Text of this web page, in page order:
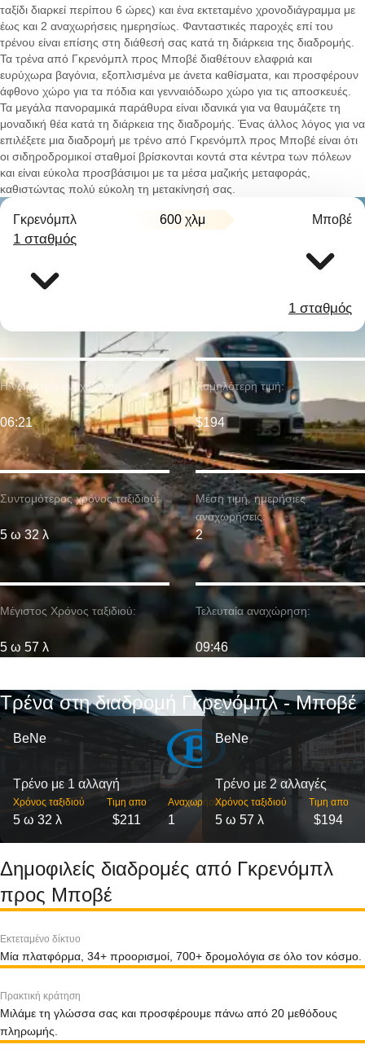
ταξίδι διαρκεί περίπου 6 ώρες) και ένα εκτεταμένο χρονοδιάγραμμα με
έως και 2 αναχωρήσεις ημερησίως. Φανταστικές παροχές επί του
τρένου είναι επίσης στη διάθεσή σας κατά τη διάρκεια της διαδρομής.
Τα τρένα από Γκρενόμπλ προς Μποβέ διαθέτουν ελαφριά και
ευρύχωρα βαγόνια, εξοπλισμένα με άνετα καθίσματα, και προσφέρουν
άφθονο χώρο για τα πόδια και γενναιόδωρο χώρο για τις αποσκευές.
Τα μεγάλα πανοραμικά παράθυρα είναι ιδανικά για να θαυμάζετε τη
μοναδική θέα κατά τη διάρκεια της διαδρομής. Ένας άλλος λόγος για να
επιλέξετε μια διαδρομή με τρένο από Γκρενόμπλ προς Μποβέ είναι ότι
οι σιδηροδρομικοί σταθμοί βρίσκονται κοντά στα κέντρα των πόλεων
και είναι εύκολα προσβάσιμοι με τα μέσα μαζικής μεταφοράς,
καθιστώντας πολύ εύκολη τη μετακίνησή σας.
Γκρενόμπλ 600 χλμ Μποβέ
1 σταθμός
1 σταθμός
Συντομότερος χρόνος ταξιδιού:
5 ω 32 λ
Η νωρίτερη αναχώρηση:
06:21
Μέγιστος Χρόνος ταξιδιού:
5 ω 57 λ
Χαμηλότερη τιμή:
$194
Μέση τιμή. ημερήσιες
αναχωρήσεις:
2
Τελευταία αναχώρηση:
09:46
Τρένα στη διαδρομή Γκρενόμπλ - Μποβέ
BeNe
Τρένο με 1 αλλαγή
Χρόνος ταξιδιού
5 ω 32 λ
Τιμη απο
$211
Αναχωρήσεις
1
BeNe
Τρένο με 2 αλλαγές
Χρόνος ταξιδιού
5 ω 57 λ
Τιμη απο
$194
Δημοφιλείς διαδρομές από Γκρενόμπλ
προς Μποβέ
Εκτεταμένο δίκτυο
Μία πλατφόρμα, 34+ προορισμοί, 700+ δρομολόγια σε όλο τον κόσμο.
Πρακτική κράτηση
Μιλάμε τη γλώσσα σας και προσφέρουμε πάνω από 20 μεθόδους
πληρωμής.